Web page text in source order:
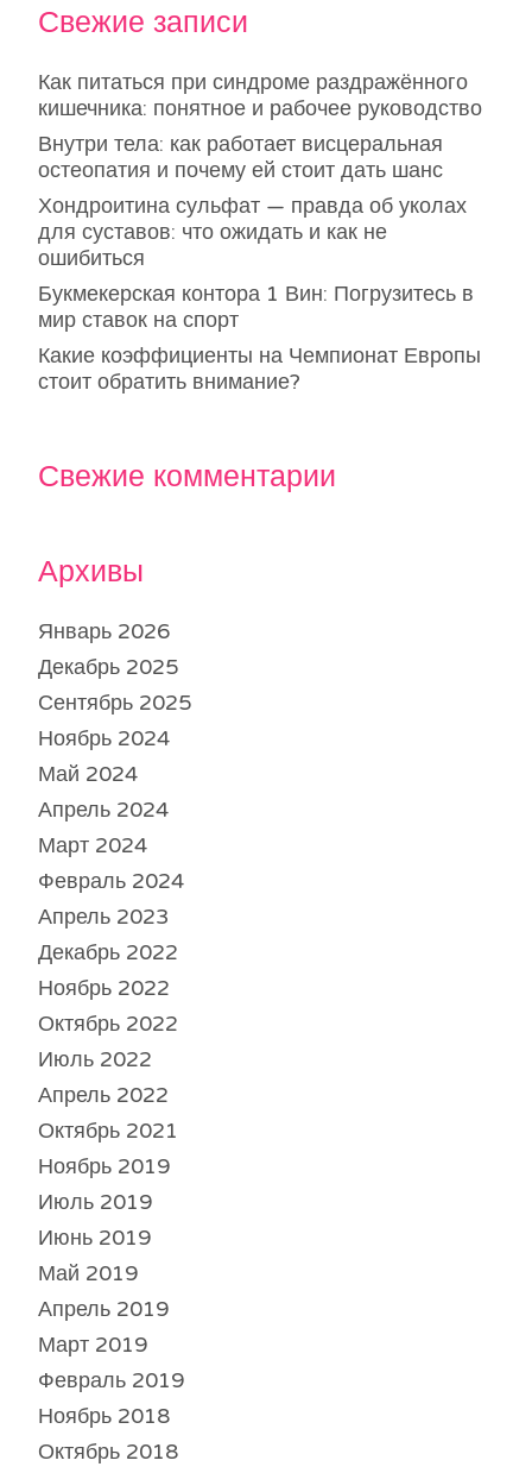
Свежие записи
Как питаться при синдроме раздражённого
кишечника: понятное и рабочее руководство
Внутри тела: как работает висцеральная
остеопатия и почему ей стоит дать шанс
Хондроитина сульфат — правда об уколах
для суставов: что ожидать и как не
ошибиться
Букмекерская контора 1 Вин: Погрузитесь в
мир ставок на спорт
Какие коэффициенты на Чемпионат Европы
стоит обратить внимание?
Свежие комментарии
Архивы
Январь 2026
Декабрь 2025
Сентябрь 2025
Ноябрь 2024
Май 2024
Апрель 2024
Март 2024
Февраль 2024
Апрель 2023
Декабрь 2022
Ноябрь 2022
Октябрь 2022
Июль 2022
Апрель 2022
Октябрь 2021
Ноябрь 2019
Июль 2019
Июнь 2019
Май 2019
Апрель 2019
Март 2019
Февраль 2019
Ноябрь 2018
Октябрь 2018